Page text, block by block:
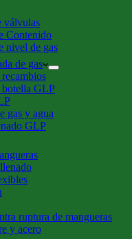
válvulas
Contenido
nivel de gas
de gas
botella GLP
gas y agua
GLP
ruptura de mangueras
y acero